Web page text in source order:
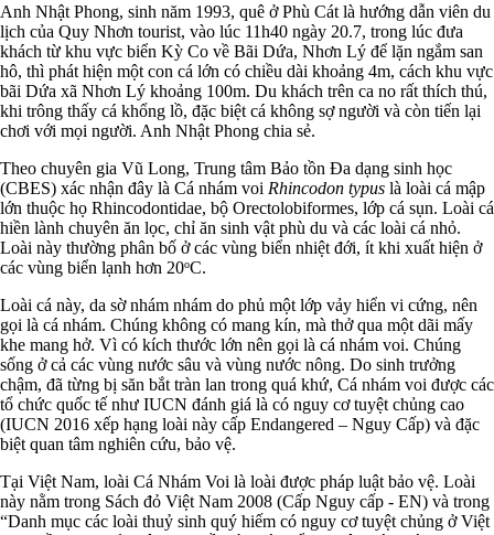
Anh Nhật Phong, sinh năm 1993, quê ở Phù Cát là hướng dẫn viên du
lịch của Quy Nhơn tourist, vào lúc 11h40 ngày 20.7, trong lúc đưa
khách từ khu vực biển Kỳ Co về Bãi Dứa, Nhơn Lý để lặn ngắm san
hô, thì phát hiện một con cá lớn có chiều dài khoảng 4m, cách khu vực
bãi Dứa xã Nhơn Lý khoảng 100m. Du khách trên ca no rất thích thú,
khi trông thấy cá khổng lồ, đặc biệt cá không sợ người và còn tiến lại
chơi với mọi người. Anh Nhật Phong chia sẻ.
Theo chuyên gia Vũ Long, Trung tâm Bảo tồn Đa dạng sinh học
(CBES) xác nhận đây là Cá nhám voi Rhincodon typus là loài cá mập
lớn thuộc họ Rhincodontidae, bộ Orectolobiformes, lớp cá sụn. Loài cá
hiền lành chuyên ăn lọc, chỉ ăn sinh vật phù du và các loài cá nhỏ.
Loài này thường phân bố ở các vùng biển nhiệt đới, ít khi xuất hiện ở
các vùng biển lạnh hơn 20oC.
Loài cá này, da sờ nhám nhám do phủ một lớp vảy hiển vi cứng, nên
gọi là cá nhám. Chúng không có mang kín, mà thở qua một dãi mấy
khe mang hở. Vì có kích thước lớn nên gọi là cá nhám voi. Chúng
sống ở cả các vùng nước sâu và vùng nước nông. Do sinh trưởng
chậm, đã từng bị săn bắt tràn lan trong quá khứ, Cá nhám voi được các
tổ chức quốc tế như IUCN đánh giá là có nguy cơ tuyệt chủng cao
(IUCN 2016 xếp hạng loài này cấp Endangered – Nguy Cấp) và đặc
biệt quan tâm nghiên cứu, bảo vệ.
Tại Việt Nam, loài Cá Nhám Voi là loài được pháp luật bảo vệ. Loài
này nằm trong Sách đỏ Việt Nam 2008 (Cấp Nguy cấp - EN) và trong
“Danh mục các loài thuỷ sinh quý hiếm có nguy cơ tuyệt chủng ở Việt